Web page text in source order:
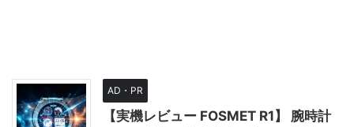
AD・PR
【実機レビュー FOSMET R1】 腕時計